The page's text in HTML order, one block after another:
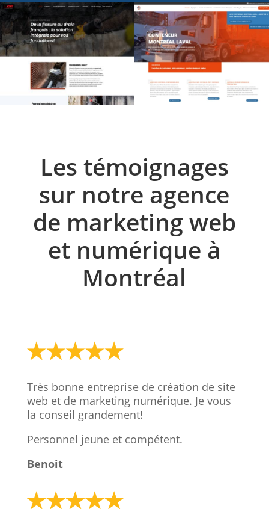
Les témoignages
sur notre agence
de marketing web
et numérique à
Montréal
Très bonne entreprise de création de site
web et de marketing numérique. Je vous
la conseil grandement!
Personnel jeune et compétent.
Benoit